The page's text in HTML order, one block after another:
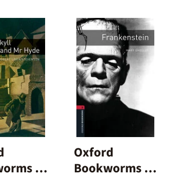
4.
Oxford
Bookworms 3.